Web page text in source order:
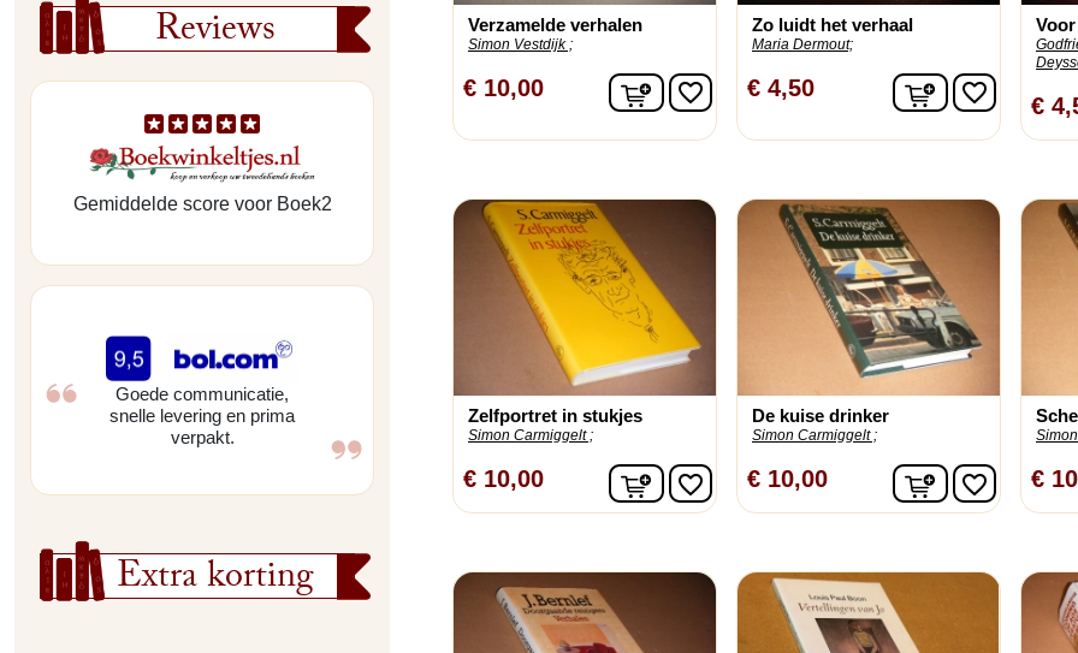
Reviews
Gemiddelde score voor Boek2
Goede communicatie,
snelle levering en prima
verpakt.
Extra korting
Verzamelde verhalen
Simon Vestdijk ;
€ 10,00 In winkelwagen
favorite_border
Zo luidt het verhaal
Maria Dermout;
€ 4,50 In winkelwagen
favorite_border €
Zelfportret in stukjes
Simon Carmiggelt ;
€ 10,00 In winkelwagen
favorite_border
De kuise drinker
Simon Carmiggelt ;
€ 10,00 In winkelwagen
favorite_border €